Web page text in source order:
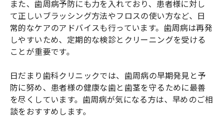
また、歯周病予防にも力を入れており、患者様に対し
て正しいブラッシング方法やフロスの使い方など、日
常的なケアのアドバイスも行っています。歯周病は再発
しやすいため、定期的な検診とクリーニングを受ける
ことが重要です。
日だまり歯科クリニックでは、歯周病の早期発見と予
防に努め、患者様の健康な歯と歯茎を守るために最善
を尽くしています。歯周病が気になる方は、早めのご相
談をおすすめします。